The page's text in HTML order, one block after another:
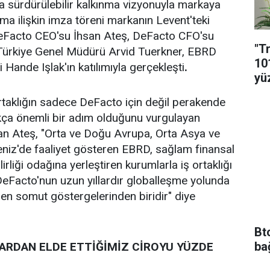
sürdürülebilir kalkınma vizyonuyla markaya
ilişkin imza töreni markanın Levent'teki
CEO'su İhsan Ateş, DeFacto CFO'su
Genel Müdürü Arvid Tuerkner, EBRD
Işlak'ın katılımıyla gerçekleşti.
sadece DeFacto için değil perakende
önemli bir adım olduğunu vurgulayan
Ateş, "Orta ve Doğu Avrupa, Orta Asya ve
faaliyet gösteren EBRD, sağlam finansal
odağına yerleştiren kurumlarla iş ortaklığı
uzun yıllardır globalleşme yolunda
en somut göstergelerinden biridir" diye
ELDE ETTİĞİMİZ CİROYU YÜZDE